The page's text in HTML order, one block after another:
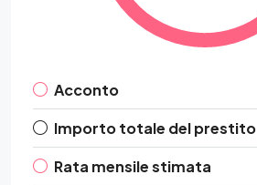
Acconto
Importo totale del prestito
Rata mensile stimata